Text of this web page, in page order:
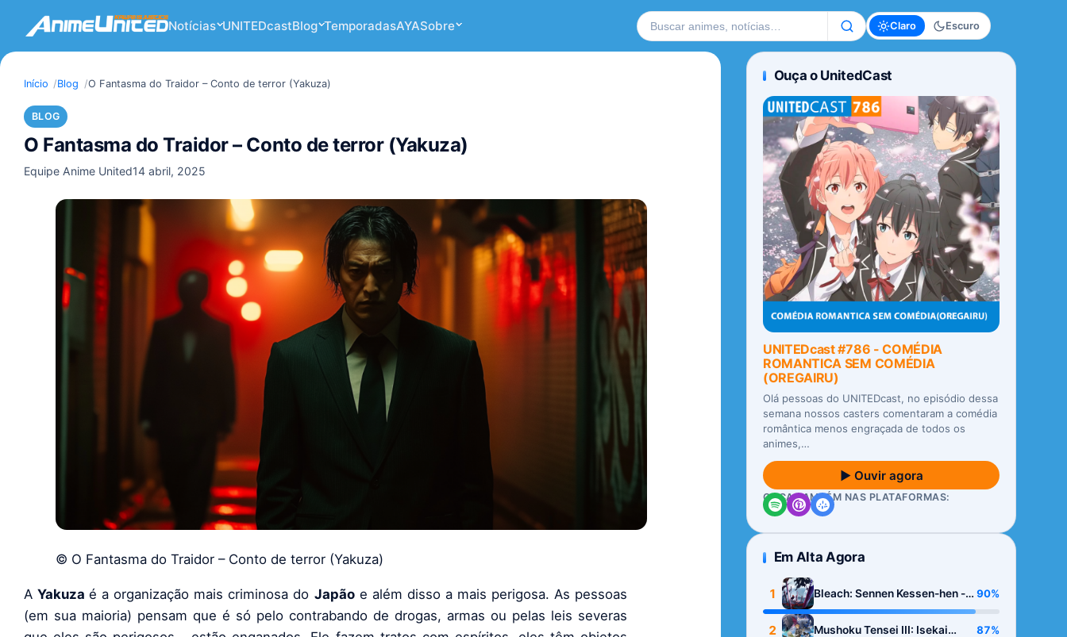
Notícias UNITEDcastBlog TemporadasAYASobre Buscar no site Claro Escuro
Início Blog O Fantasma do Traidor – Conto de terror (Yakuza)
BLOG
O Fantasma do Traidor – Conto de terror (Yakuza)
Equipe Anime United14 abril, 2025
© O Fantasma do Traidor – Conto de terror (Yakuza)
AYakuzaé a organização mais criminosa do Japãoe além disso a mais perigosa. As pessoas
(em sua maioria) pensam que é só pelo contrabando de drogas, armas ou pelas leis severas
Ouça o UnitedCast
UNITEDcast #786 - COMÉDIA
ROMANTICA SEM COMÉDIA
(OREGAIRU)
Olá pessoas do UNITEDcast, no episódio dessa
semana nossos casters comentaram a comédia
romântica menos engraçada de todos os
animes,…
▶ Ouvir agora
OUÇA TAMBÉM NAS PLATAFORMAS:
Em Alta Agora
1
Bleach: Sennen Kessen-hen -
Kashin-tan
90%
2
Mushoku Tensei III: Isekai
87%